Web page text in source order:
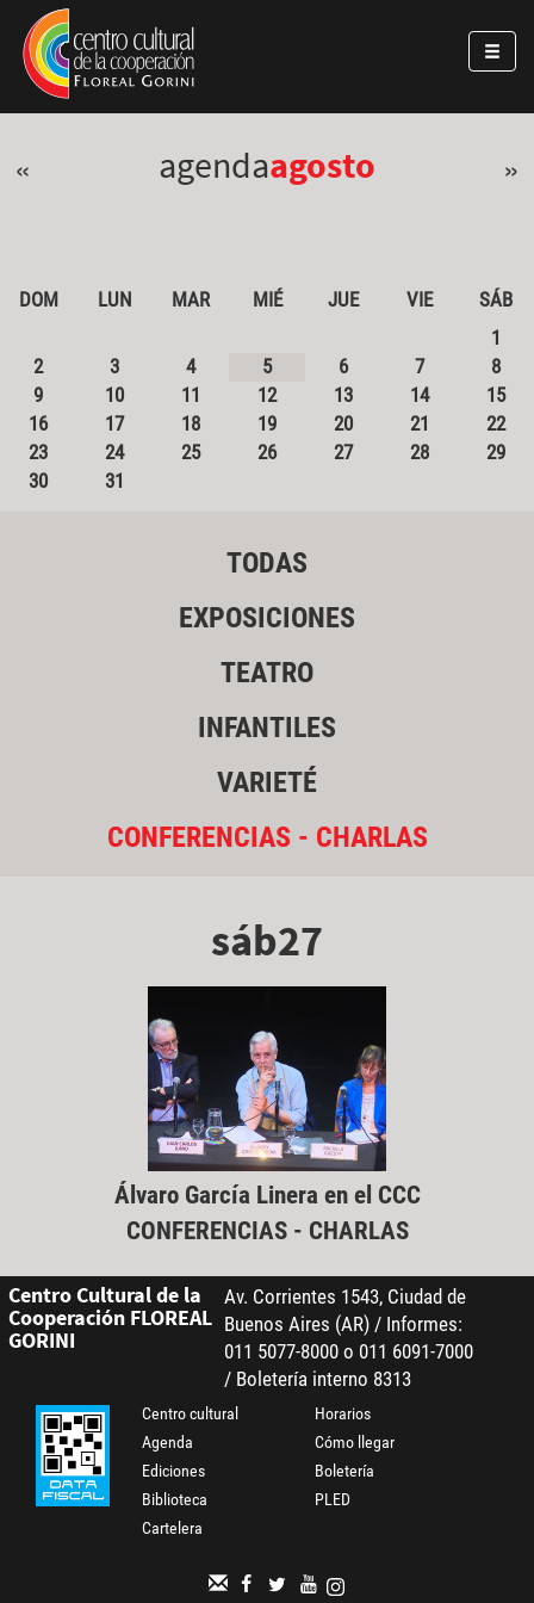
Pasar al contenido principal
Jump to main content
« agendaagosto »
DOM LUN MAR MIÉ JUE VIE
SÁB
1
2
3 4 5 6 7
8
9
10 11 12 13 14
15
16
17 18 19 20 21
22
23
24 25 26 27 28
29
30
31
TODAS
EXPOSICIONES
TEATRO
INFANTILES
VARIETÉ
CONFERENCIAS - CHARLAS
sáb27
Álvaro García Linera en el CCC
CONFERENCIAS - CHARLAS
Centro Cultural de la
Cooperación FLOREAL
GORINI
Av. Corrientes 1543, Ciudad de
Buenos Aires (AR) / Informes:
011 5077-8000 o 011 6091-7000
/ Boletería interno 8313
Centro cultural
Agenda
Ediciones
Biblioteca
Cartelera
Horarios
Cómo llegar
Boletería
PLED